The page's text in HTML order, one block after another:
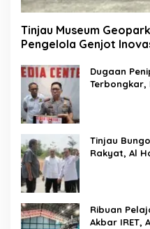
Tinjau Museum
Pengelola Genjot
Dugaan
Terbongkar,
Tinjau
Rakyat, Al
Ribuan
Akbar IRET,